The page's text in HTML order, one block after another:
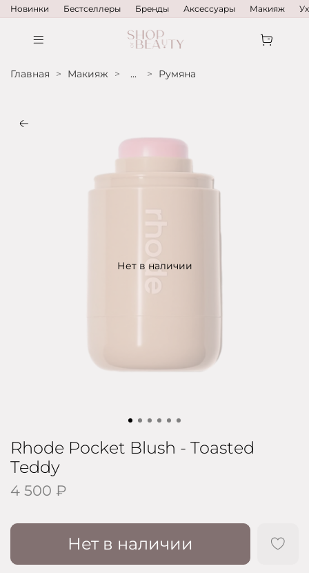
Новинки Бестселлеры Бренды Аксессуары Макияж
Главная Макияж ... Румяна
Нет в наличии
Rhode Pocket Blush - Toasted
Teddy
4 500 ₽
Нет в наличии